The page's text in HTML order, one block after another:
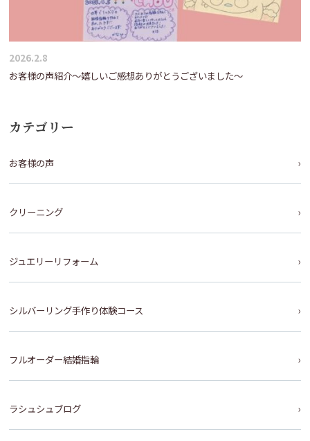
2026.2.8
お客様の声紹介～嬉しいご感想ありがとうございました～
カテゴリー
お客様の声
クリーニング
ジュエリーリフォーム
シルバーリング手作り体験コース
フルオーダー結婚指輪
ラシュシュブログ